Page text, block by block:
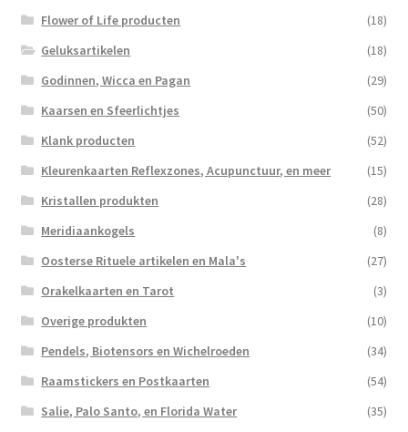
Flower of Life producten
(18)
Geluksartikelen
(18)
Godinnen, Wicca en Pagan
(29)
Kaarsen en Sfeerlichtjes
(50)
Klank producten
(52)
Kleurenkaarten Reflexzones, Acupunctuur, en meer
(15)
Kristallen produkten
(28)
Meridiaankogels
(8)
Oosterse Rituele artikelen en Mala's
(27)
Orakelkaarten en Tarot
(3)
Overige produkten
(10)
Pendels, Biotensors en Wichelroeden
(34)
Raamstickers en Postkaarten
(54)
Salie, Palo Santo, en Florida Water
(35)